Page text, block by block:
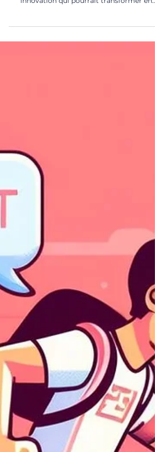
Dans le domaine de l'intelligence
innovation qui pourrait transformer en